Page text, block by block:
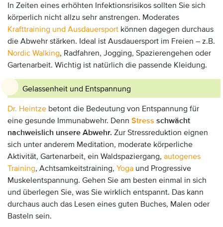
In Zeiten eines erhöhten Infektionsrisikos sollten Sie sich
körperlich nicht allzu sehr anstrengen. Moderates
Krafttraining und Ausdauersport können dagegen durchaus
die Abwehr stärken. Ideal ist Ausdauersport im Freien – z.B.
Nordic Walking, Radfahren, Jogging, Spazierengehen oder
Gartenarbeit. Wichtig ist natürlich die passende Kleidung.
Gelassenheit und Entspannung
Dr. Heintze betont die Bedeutung von Entspannung für
eine gesunde Immunabwehr. Denn Stress schwächt
nachweislich unsere Abwehr. Zur Stressreduktion eignen
sich unter anderem Meditation, moderate körperliche
Aktivität, Gartenarbeit, ein Waldspaziergang, autogenes
Training, Achtsamkeitstraining, Yoga und Progressive
Muskelentspannung. Gehen Sie am besten einmal in sich
und überlegen Sie, was Sie wirklich entspannt. Das kann
durchaus auch das Lesen eines guten Buches, Malen oder
Basteln sein.